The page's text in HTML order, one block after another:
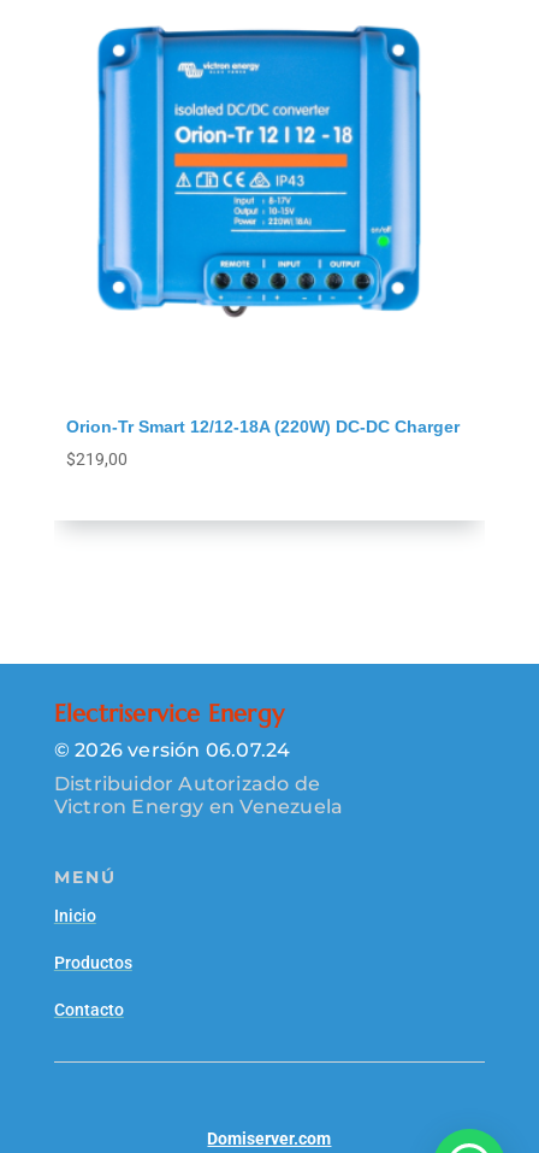
Orion-Tr Smart 12/12-18A (220W) DC-DC Charger
$219,00
Electriservice Energy
© 2026 versión 06.07.24
Distribuidor Autorizado de
Victron Energy en Venezuela
MENÚ
Inicio
Productos
Contacto
Domiserver.com